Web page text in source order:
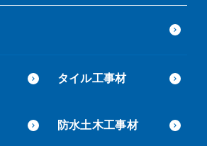
タイル工事材
防水土木工事材